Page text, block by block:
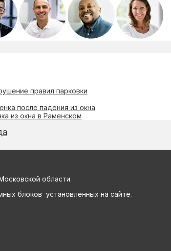
правил парковки
после падения из окна
из окна в Раменском
области.
блоков установленных на сайте.